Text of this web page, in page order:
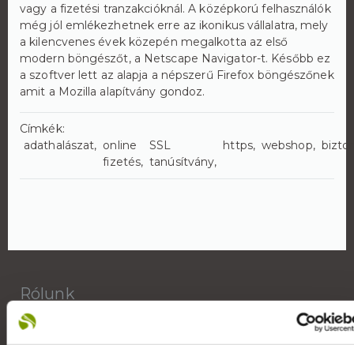
vagy a fizetési tranzakcióknál. A középkorú felhasználók
még jól emlékezhetnek erre az ikonikus vállalatra, mely
a kilencvenes évek közepén megalkotta az első
modern böngészőt, a Netscape Navigator-t. Később ez
a szoftver lett az alapja a népszerű Firefox böngészőnek
amit a Mozilla alapítvány gondoz.
Címkék:
adathalászat
online
fizetés
SSL
tanúsítvány
https webshop
Rólunk
A Reklámeszköz.hu 2007-ben kifejezetten beltéri